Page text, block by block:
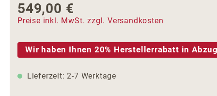
Regulärer Preis:
549,00 €
Preise inkl. MwSt. zzgl. Versandkosten
Wir haben Ihnen 20% Herstellerrabatt in
Lieferzeit: 2-7 Werktage